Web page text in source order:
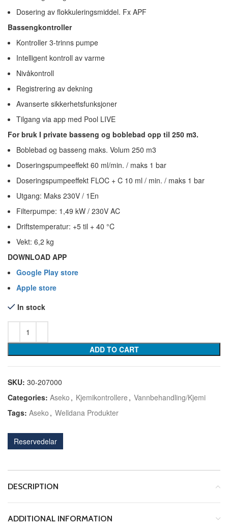
Dosering av flokkuleringsmiddel. Fx APF
Bassengkontroller
Kontroller 3-trinns pumpe
Intelligent kontroll av varme
Nivåkontroll
Registrering av dekning
Avanserte sikkerhetsfunksjoner
Tilgang via app med Pool LIVE
For bruk I private basseng og boblebad opp til 250 m3.
Boblebad og basseng maks. Volum 250 m3
Doseringspumpeeffekt 60 ml/min. / maks 1 bar
Doseringspumpeeffekt FLOC + C 10 ml / min. / maks 1 bar
Utgang: Maks 230V / 1En
Filterpumpe: 1,49 kW / 230V AC
Driftstemperatur: +5 til + 40 °C
Vekt: 6,2 kg
DOWNLOAD APP
Google Play store
Apple store
In stock
ADD TO CART
SKU: 30-207000
Categories: Aseko , Kjemikontrollere , Vannbehandling/Kjemi
Tags: Aseko , Welldana Produkter
Reservedelar
DESCRIPTION
ADDITIONAL INFORMATION